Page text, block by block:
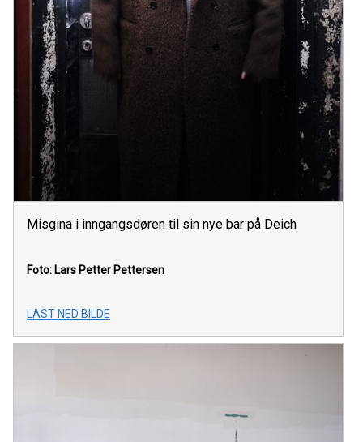
Misgina i inngangsdøren til sin nye bar på Deich
Foto: Lars Petter Pettersen
LAST NED BILDE